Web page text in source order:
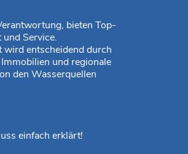
bieten Top-
Service.
wird entscheidend durch
und regionale
den Wasserquellen
einfach erklärt!